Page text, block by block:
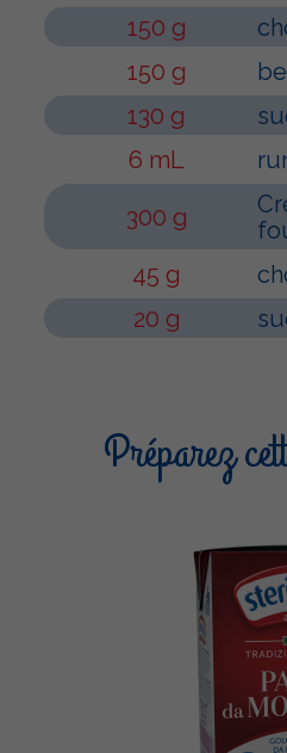
150 g
150 g
130 g
6 mL
300 g
45 g
20 g
Préparez